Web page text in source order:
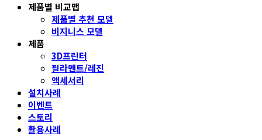
제품별 비교맵
제품별 추천 모델
비지니스 모델
제품
3D프린터
필라멘트/레진
액세서리
설치사례
이벤트
스토리
활용사례